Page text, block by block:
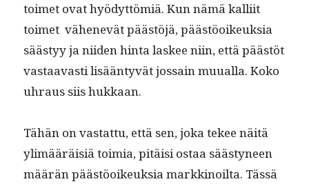
toimet ovat hyödyt­tömiä. Kun nämä kalli­it
toimet vähenevät päästöjä, päästöoikeuk­sia
säästyy ja niiden hin­ta las­kee niin, että päästöt
vas­taavasti lisään­tyvät jos­sain muual­la. Koko
uhraus siis hukkaan.
Tähän on vas­tat­tu, että sen, joka tekee näitä
ylimääräisiä toimia, pitäisi ostaa säästyneen
määrän päästöoikeuk­sia markki­noil­ta. Tässä